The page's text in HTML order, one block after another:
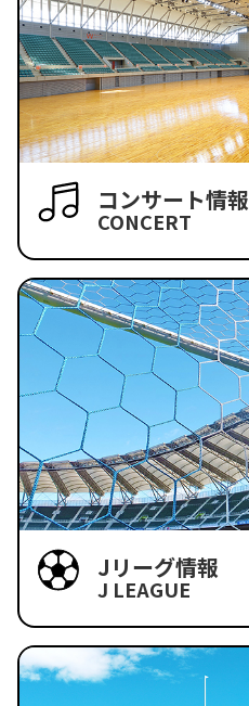
コンサート情報
CONCERT
Jリーグ情報
J LEAGUE